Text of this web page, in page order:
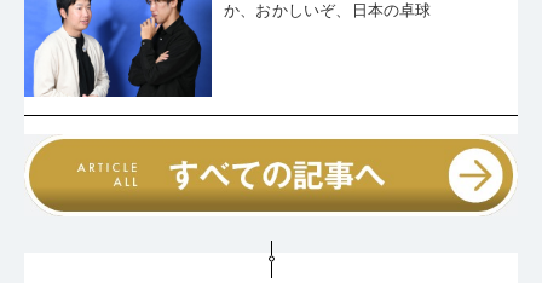
か、おかしいぞ、日本の卓球